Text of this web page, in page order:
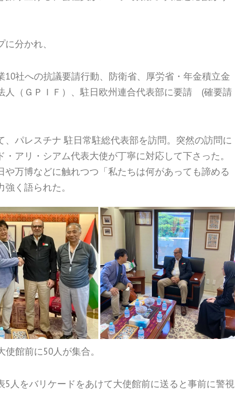
分かれ、
10社への抗議要請行動、防衛省、厚労省・年金積立金
人（ＧＰＩＦ）、駐日欧州連合代表部に要請 (確要請
、パレスチナ 駐日常駐総代表部を訪問。突然の訪問に
・アリ・シアム代表大使が丁寧に対応して下さった。
や万博などに触れつつ「私たちは何があっても諦める
く語られた。
館前に50人が集合。
5人をバリケードをあけて大使館前に送ると事前に警視